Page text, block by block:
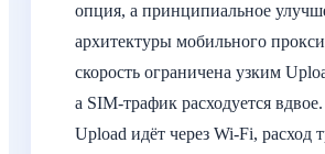
опция, а принципиальное
архитектуры мобильного
скорость ограничена узким
а SIM-трафик расходуется
Upload идёт через Wi-Fi, расход